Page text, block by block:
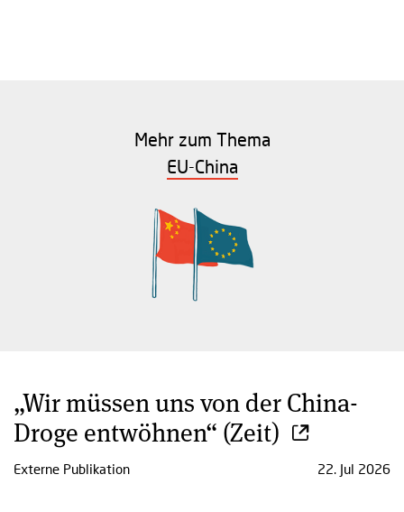
Mehr zum Thema
EU-China
„Wir müssen uns von der China-
Droge entwöhnen“ (Zeit)
Externe Publikation 22. Jul 2026